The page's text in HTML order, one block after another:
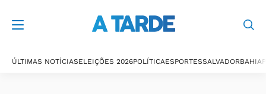
ÚLTIMAS NOTÍCIASELEIÇÕES 2026POLÍTICAESPORTESSALVADORBAHIA